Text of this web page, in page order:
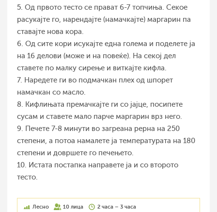
5. Од првото тесто се прават 6-7 топчиња. Секое
расукајте го, нарендајте (намачкајте) маргарин па
ставајте нова кора.
6. Од сите кори исукајте една голема и поделете ја
на 16 делови (може и на повеќе). На секој дел
ставете по малку сирење и виткајте кифла.
7. Наредете ги во подмачкан плех од шпорет
намачкан со масло.
8. Кифлињата премачкајте ги со јајце, посипете
сусам и ставете мало парче маргарин врз него.
9. Печете 7-8 минути во загреана рерна на 250
степени, а потоа намалете ја температурата на 180
степени и довршете го печењето.
10. Истата постапка направете ја и со второто
тесто.
Лесно 10 лица 2 часа – 3 часа